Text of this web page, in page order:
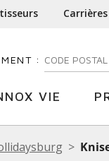
Carrières
: ENTREZ
VIE